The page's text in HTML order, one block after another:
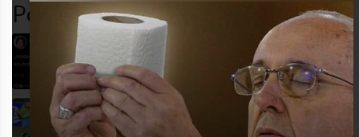
Popular en LVI
Y me olvido por qué me enojé
Se habían dado cuenta?